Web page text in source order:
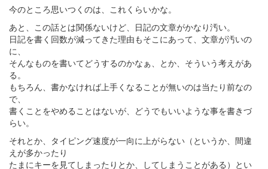
今のところ思いつくのは、これくらいかな。
あと、この話とは関係ないけど、日記の文章がかなり汚い。
日記を書く回数が減ってきた理由もそこにあって、文章が汚いの
に、
そんなものを書いてどうするのかなぁ、とか、そういう考えがあ
る。
もちろん、書かなければ上手くなることが無いのは当たり前なの
で、
書くことをやめることはないが、どうでもいいような事を書きづ
らい。
それとか、タイピング速度が一向に上がらない（というか、間違
えが多かったり
たまにキーを見てしまったりとか、してしまうことがある）とい